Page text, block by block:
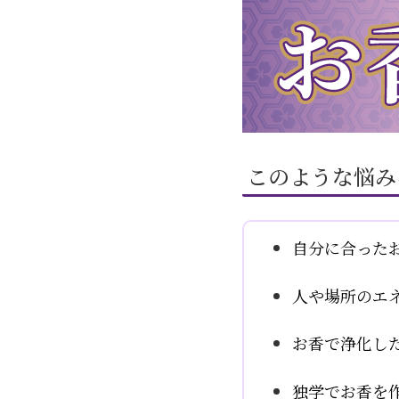
このような悩
自分に合った
人や場所のエ
お香で浄化し
独学でお香を